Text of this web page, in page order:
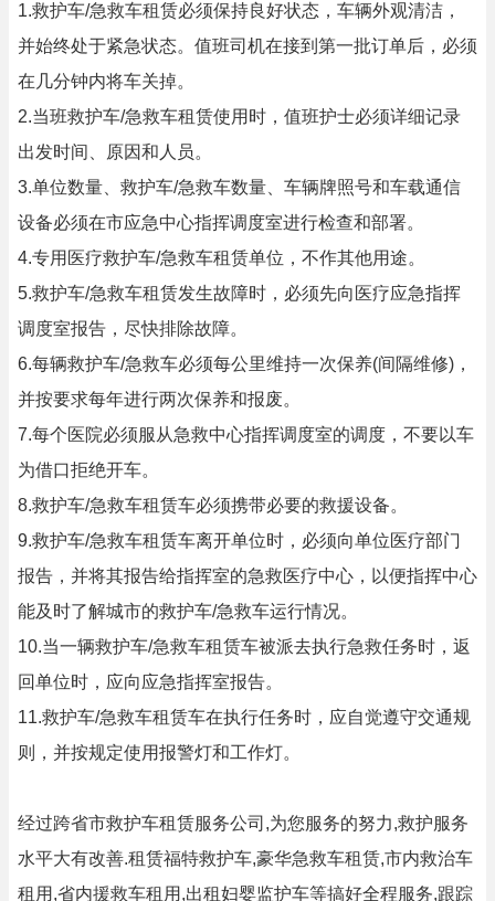
1.救护车/急救车租赁必须保持良好状态，车辆外观清洁，
并始终处于紧急状态。值班司机在接到第一批订单后，必须
在几分钟内将车关掉。
2.当班救护车/急救车租赁使用时，值班护士必须详细记录
出发时间、原因和人员。
3.单位数量、救护车/急救车数量、车辆牌照号和车载通信
设备必须在市应急中心指挥调度室进行检查和部署。
4.专用医疗救护车/急救车租赁单位，不作其他用途。
5.救护车/急救车租赁发生故障时，必须先向医疗应急指挥
调度室报告，尽快排除故障。
6.每辆救护车/急救车必须每公里维持一次保养(间隔维修)，
并按要求每年进行两次保养和报废。
7.每个医院必须服从急救中心指挥调度室的调度，不要以车
为借口拒绝开车。
8.救护车/急救车租赁车必须携带必要的救援设备。
9.救护车/急救车租赁车离开单位时，必须向单位医疗部门
报告，并将其报告给指挥室的急救医疗中心，以便指挥中心
能及时了解城市的救护车/急救车运行情况。
10.当一辆救护车/急救车租赁车被派去执行急救任务时，返
回单位时，应向应急指挥室报告。
11.救护车/急救车租赁车在执行任务时，应自觉遵守交通规
则，并按规定使用报警灯和工作灯。
经过跨省市救护车租赁服务公司,为您服务的努力,救护服务
水平大有改善.租赁福特救护车,豪华急救车租赁,市内救治车
租用,省内援救车租用,出租妇婴监护车等搞好全程服务,跟踪